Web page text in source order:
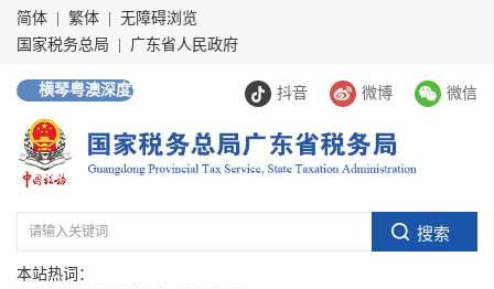
简体 繁体
无障碍浏览
国家税务总局
广东省人民政府
抖音 微博 微信
横琴粤澳深度合作区
本站热词：